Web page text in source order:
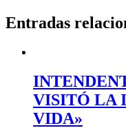
Entradas
VISITÓ LA
VIDA»